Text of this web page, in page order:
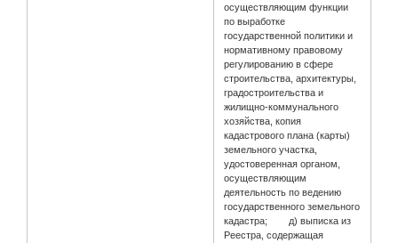
осуществляющим функции
по выработке
государственной политики и
нормативному правовому
регулированию в сфере
строительства, архитектуры,
градостроительства и
жилищно-коммунального
хозяйства, копия
кадастрового плана (карты)
земельного участка,
удостоверенная органом,
осуществляющим
деятельность по ведению
государственного земельного
кадастра; д) выписка из
Реестра, содержащая